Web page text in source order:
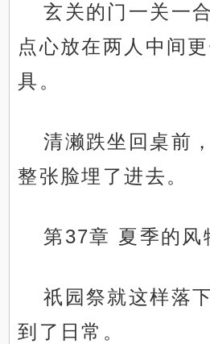
玄关的门一关一
点心放在两人中间
具。
清濑跌坐回桌前
整张脸埋了进去。
第37章 夏季的风
祇园祭就这样落
到了日常。